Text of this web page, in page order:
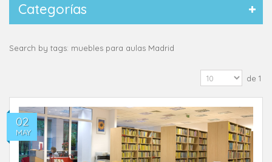
Categorías
Search by tags: muebles para aulas Madrid
de 1
02
MAY